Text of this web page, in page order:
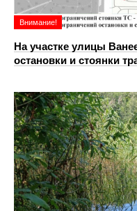
Внимание!
На участке улицы
остановки и стоянки